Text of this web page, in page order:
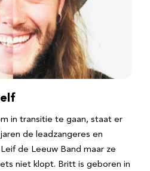
in transitie te gaan, staat er
de leadzangeres en
de Leeuw Band maar ze
niet klopt. Britt is geboren in